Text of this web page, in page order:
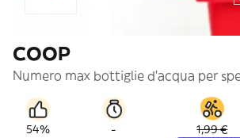
COOP
54% - 1,99 €